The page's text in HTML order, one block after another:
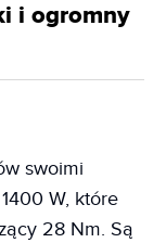
i ogromny
swoimi
W, które
28 Nm. Są